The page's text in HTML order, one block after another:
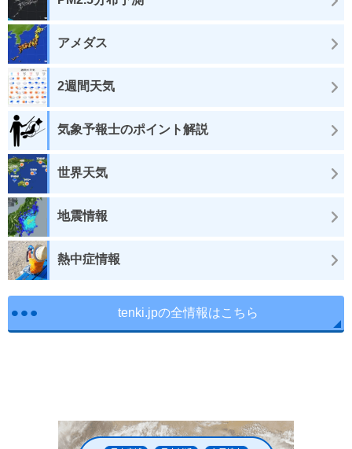
アメダス
2週間天気
気象予報士のポイント解説
世界天気
地震情報
熱中症情報
tenki.jpの全情報はこちら